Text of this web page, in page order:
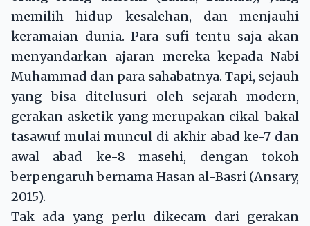
memilih hidup kesalehan, dan menjauhi
keramaian dunia. Para sufi tentu saja akan
menyandarkan ajaran mereka kepada Nabi
Muhammad dan para sahabatnya. Tapi, sejauh
yang bisa ditelusuri oleh sejarah modern,
gerakan asketik yang merupakan cikal-bakal
tasawuf mulai muncul di akhir abad ke-7 dan
awal abad ke-8 masehi, dengan tokoh
berpengaruh bernama Hasan al-Basri (Ansary,
2015).
Tak ada yang perlu dikecam dari gerakan